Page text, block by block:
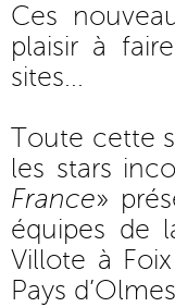
Ces
plaisir à
sites...
Toute cette
les stars
France»
équipes de
Villote à
Pays